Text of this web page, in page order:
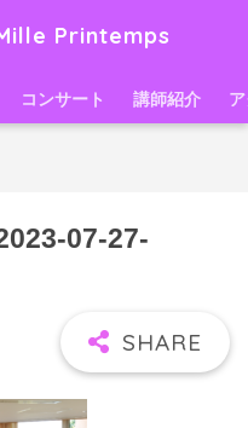
Printemps
コンサート 講師紹介
07-27-